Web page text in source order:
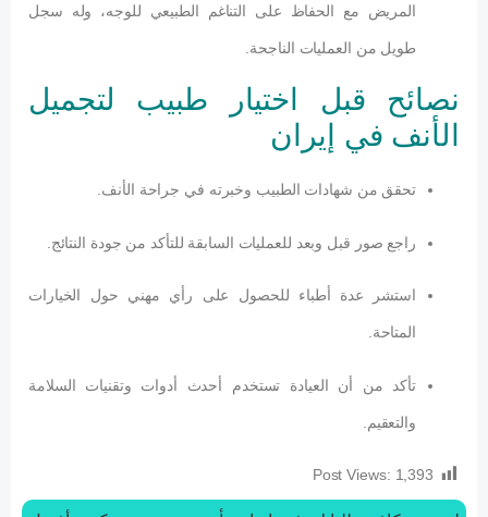
المريض مع الحفاظ على التناغم الطبيعي للوجه، وله سجل
طويل من العمليات الناجحة.
نصائح قبل اختيار طبيب لتجميل
الأنف في إيران
تحقق من شهادات الطبيب وخبرته في جراحة الأنف.
راجع صور قبل وبعد للعمليات السابقة للتأكد من جودة النتائج.
استشر عدة أطباء للحصول على رأي مهني حول الخيارات
المتاحة.
تأكد من أن العيادة تستخدم أحدث أدوات وتقنيات السلامة
والتعقيم.
Post Views: 1,393